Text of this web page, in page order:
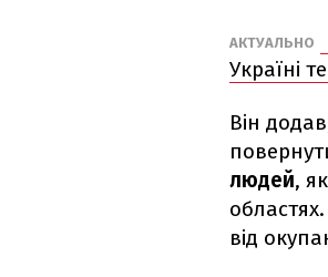
АКТУАЛЬНО
Україні
Він
людей,
від